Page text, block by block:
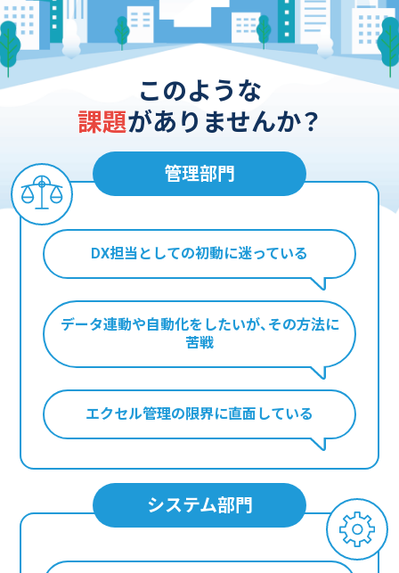
このような
課題がありませんか？
管理部門
DX担当としての初動に迷っている
データ連動や自動化をしたいが、 その方法に
苦戦
エクセル管理の限界に直面している
システム部門